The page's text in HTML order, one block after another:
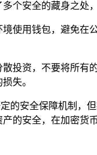
个安全的藏身之处
使用钱包，避免在
投资，不要将所有
失。
的安全保障机制，
的安全，在加密货